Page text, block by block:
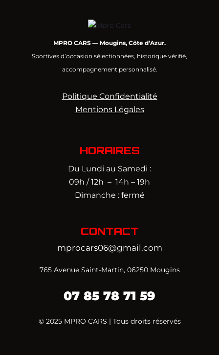
MPRO CARS — Mougins, Côte d’Azur.
Sportives d’occasion sélectionnées, historique vérifié,
accompagnement personnalisé.
Politique Confidentialité
Mentions Légales
HORAIRES
Du Lundi au Samedi :
09h / 12h – 14h – 19h
Dimanche : fermé
CONTACT
mprocars06@gmail.com
765 Avenue Saint-Martin, 06250 Mougins
07 85 78 71 59‬
© 2025 MPRO CARS | Tous droits réservés